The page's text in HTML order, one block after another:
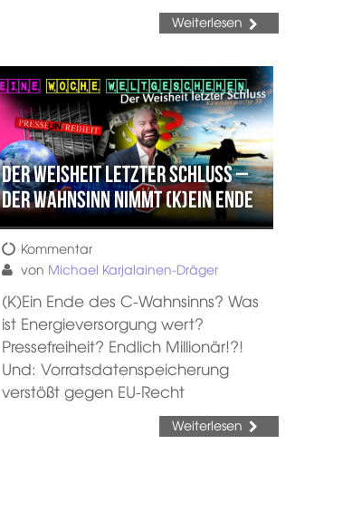
Weiterlesen
Der Weisheit letzter Schluss –
Der Wahnsinn nimmt (k)ein Ende
Kommentar
von Michael Karjalainen-Dräger
(K)Ein Ende des C-Wahnsinns? Was
ist Energieversorgung wert?
Pressefreiheit? Endlich Millionär!?!
Und: Vorratsdatenspeicherung
verstößt gegen EU-Recht
Weiterlesen